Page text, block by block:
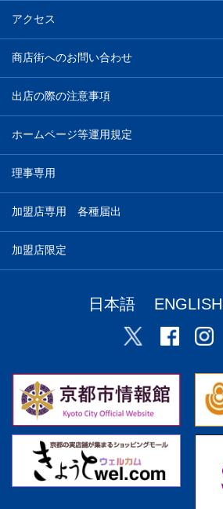
アクセス
商店街へのお問い合わせ
出店の際の注意事項
ホームページ等運用規定
理事専用
加盟店専用 各種届出
加盟店限定
日本語 ENGLISH